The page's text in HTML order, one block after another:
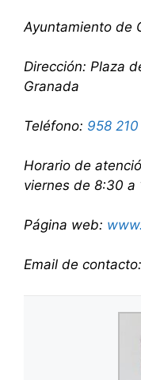
Ayuntamiento de
Dirección: Plaza
Granada
Teléfono: 958
Horario de
viernes de 8:30 a
Página web:
Email de contacto: